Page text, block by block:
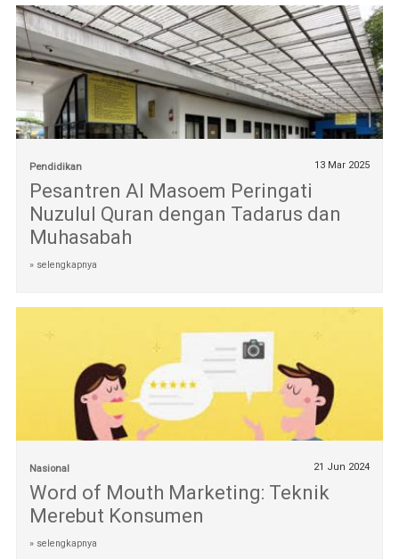
Pendidikan 13 Mar 2025
Pesantren Al Masoem Peringati
Nuzulul Quran dengan Tadarus dan
Muhasabah
» selengkapnya
Nasional 21 Jun 2024
Word of Mouth Marketing: Teknik
Merebut Konsumen
» selengkapnya